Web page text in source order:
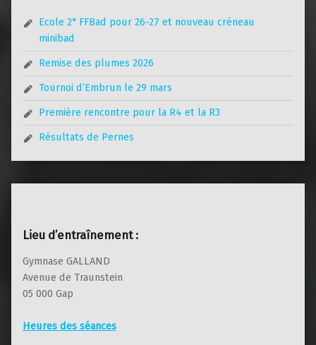
Ecole 2* FFBad pour 26-27 et nouveau créneau
minibad
Remise des plumes 2026
Tournoi d’Embrun le 29 mars
Première rencontre pour la R4 et la R3
Résultats de Pernes
Lieu d’entraînement :
Gymnase GALLAND
Avenue de Traunstein
05 000 Gap
Heures des séances